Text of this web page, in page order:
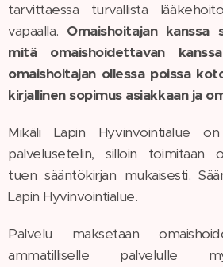
tarvittaessa turvallista
vapaalla. Omaishoitajan kanssa
mitä omaishoidettavan
omaishoitajan ollessa poissa
kirjallinen sopimus asiakkaan ja
Mikäli Lapin Hyvinvointialue
palvelusetelin, silloin toimitaan
tuen sääntökirjan mukaisesti.
Lapin Hyvinvointialue.
Palvelu maksetaan
ammatilliselle palvelulle